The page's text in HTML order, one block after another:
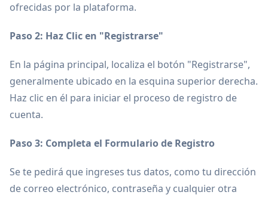
ofrecidas por la plataforma.
Paso 2: Haz Clic en "Registrarse"
En la página principal, localiza el botón "Registrarse",
generalmente ubicado en la esquina superior derecha.
Haz clic en él para iniciar el proceso de registro de
cuenta.
Paso 3: Completa el Formulario de Registro
Se te pedirá que ingreses tus datos, como tu dirección
de correo electrónico, contraseña y cualquier otra